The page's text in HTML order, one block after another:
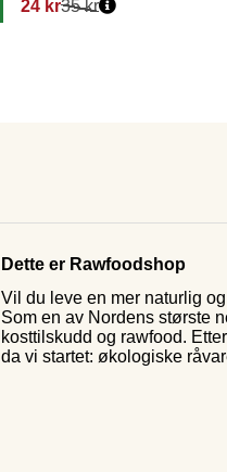
24 kr35 kr
Dette er Rawfoodshop
Vil du leve en mer naturlig
Som en av Nordens største
kosttilskudd og rawfood.
da vi startet: økologiske